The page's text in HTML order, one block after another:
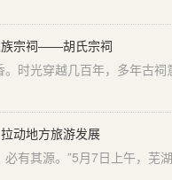
族宗祠——胡氏宗祠
动地方旅游发展